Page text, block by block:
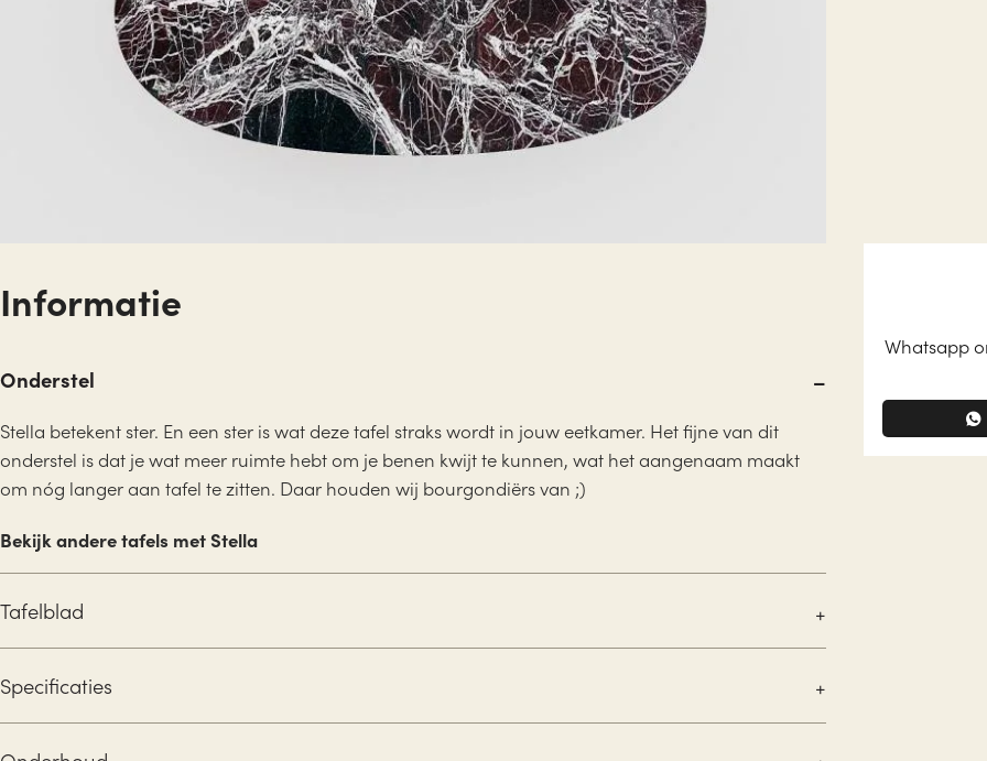
Informatie
Onderstel
Stella betekent ster. En een ster is wat deze tafel straks wordt in jouw eetkamer. Het fijne van dit
onderstel is dat je wat meer ruimte hebt om je benen kwijt te kunnen, wat het aangenaam maakt
om nóg langer aan tafel te zitten. Daar houden wij bourgondiërs van ;)
Bekijk andere tafels met Stella
Tafelblad
Specificaties
Whatsapp